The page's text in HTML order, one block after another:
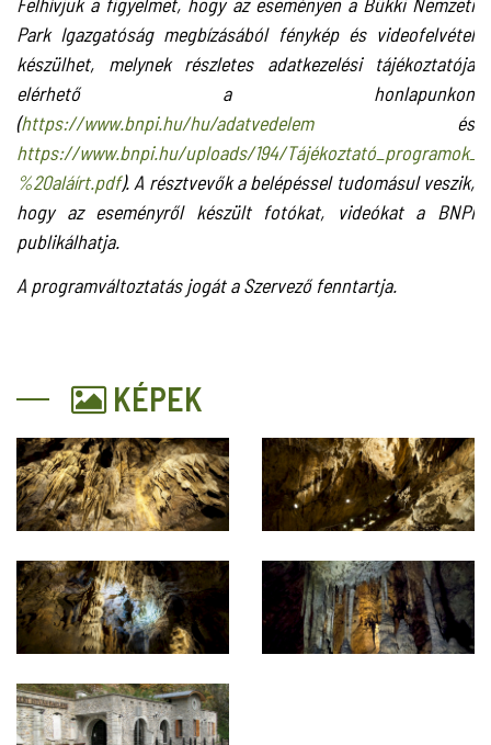
Park Igazgatóság megbízásából fénykép és videofelvétel
készülhet, melynek részletes adatkezelési tájékoztatója
elérhető a honlapunkon
(https://www.bnpi.hu/hu/adatvedelemés
https://www.bnpi.hu/uploads/194/
%20aláírt.pdf). A résztvevők a belépéssel tudomásul veszik,
hogy az eseményről készült fotókat, videókat a BNPI
publikálhatja.
A programváltoztatás jogát a Szervező fenntartja.
KÉPEK